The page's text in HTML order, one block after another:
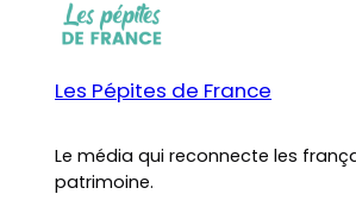
Les Pépites de France
Le média qui reconnecte les
patrimoine.